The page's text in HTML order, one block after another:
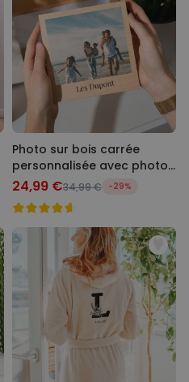
Photo sur bois carrée
personnalisée avec photo
et texte
24,99 €34,99 € -29%